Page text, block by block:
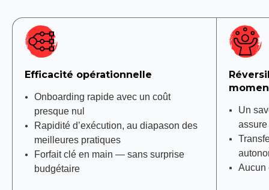
Efficacité opérationnelle
Onboarding rapide avec un coût
presque nul
Rapidité d’exécution, au diapason des
meilleures pratiques
Forfait clé en main — sans surprise
budgétaire
Un
Aucun